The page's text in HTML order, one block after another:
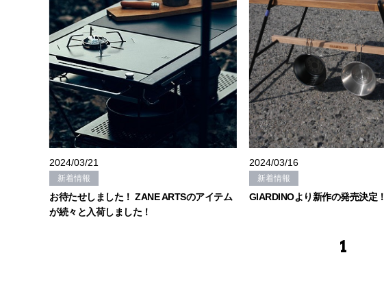
2024/03/21
新着情報
お待たせしました！ ZANE ARTSのアイテム
が続々と入荷しました！
2024/03/16
新着情報
GIARDINOより新作の発売決定！
1